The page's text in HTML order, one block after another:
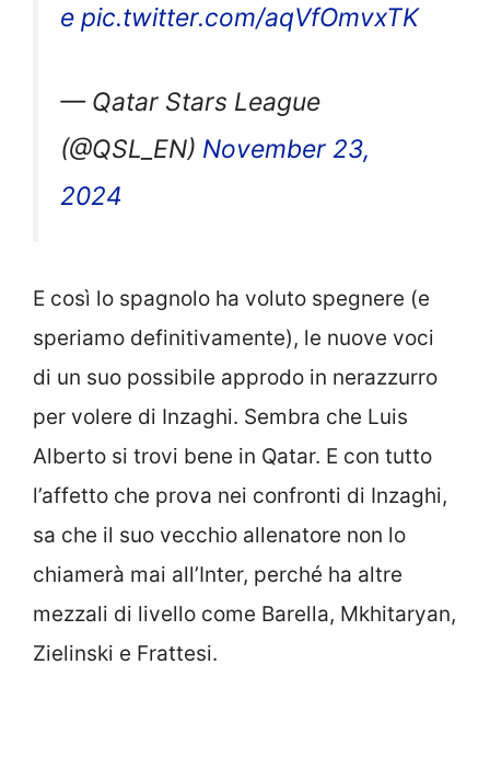
e pic.twitter.com/aqVfOmvxTK
— Qatar Stars League
(@QSL_EN) November 23,
2024
E così lo spagnolo ha voluto spegnere (e
speriamo definitivamente), le nuove voci
di un suo possibile approdo in nerazzurro
per volere di Inzaghi. Sembra che Luis
Alberto si trovi bene in Qatar. E con tutto
l’affetto che prova nei confronti di Inzaghi,
sa che il suo vecchio allenatore non lo
chiamerà mai all’Inter, perché ha altre
mezzali di livello come Barella, Mkhitaryan,
Zielinski e Frattesi.